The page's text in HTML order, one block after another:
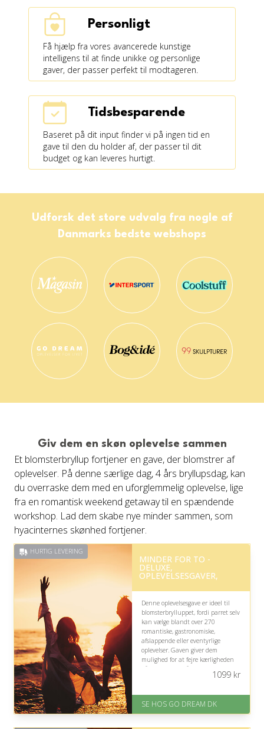
Personligt
Få hjælp fra vores avancerede kunstige
intelligens til at finde unikke og personlige
gaver, der passer perfekt til modtageren.
Tidsbesparende
Baseret på dit input finder vi på ingen tid en
gave til den du holder af, der passer til dit
budget og kan leveres hurtigt.
Udforsk det store udvalg fra nogle af
Danmarks bedste webshops
Giv dem en skøn oplevelse sammen
Et blomsterbryllup fortjener en gave, der blomstrer af
oplevelser. På denne særlige dag, 4 års bryllupsdag, kan
du overraske dem med en uforglemmelig oplevelse, lige
fra en romantisk weekend getaway til en spændende
workshop. Lad dem skabe nye minder sammen, som
hyacinternes skønhed fortjener.
HURTIG LEVERING
MINDER FOR TO -
DELUXE,
OPLEVELSESGAVER,
Denne oplevelsesgave er ideel til
blomsterbrylluppet, fordi parret selv
kan vælge blandt over 270
romantiske, gastronomiske,
afslappende eller eventyrlige
oplevelser. Gaven giver dem
mulighed for at fejre kærligheden
på deres egen måde og skabe nye,
uforglemmelige minder sammen.
På lager
Levering: E-gavekort kan leveres
1099kr
SE HOS GO DREAM DK